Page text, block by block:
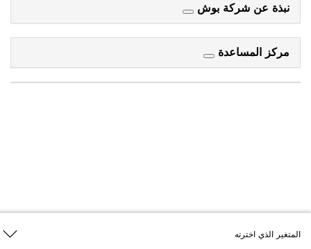
المتغير الذي اخترته
نبذة عن شركة بوش
مركز المساعدة